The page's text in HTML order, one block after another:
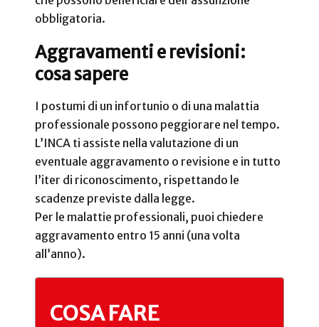
obbligatoria.
Aggravamenti e revisioni:
cosa sapere
I postumi di un infortunio o di una malattia
professionale possono peggiorare nel tempo.
L’INCA ti assiste nella valutazione di un
eventuale aggravamento o revisione e in tutto
l’iter di riconoscimento, rispettando le
scadenze previste dalla legge.
Per le malattie professionali, puoi chiedere
aggravamento entro 15 anni (una volta
all’anno).
COSA FARE